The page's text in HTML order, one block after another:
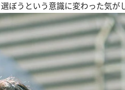
ぼうという意識に変わった気がし